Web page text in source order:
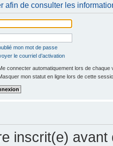
afin de consulter les
mon mot de passe
le courriel d’activation
connecter automatiquement lors de chaque
mon statut en ligne lors de cette
inscrit(e) avant